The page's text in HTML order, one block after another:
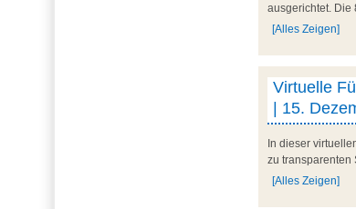
ausgerichtet. Die
[Alles Zeigen]
Virtuelle
| 15.
In dieser
zu transparenten
[Alles Zeigen]